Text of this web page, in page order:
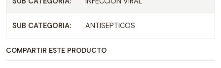
SUB CATEGORIA: ANTISEPTICOS
COMPARTIR ESTE PRODUCTO